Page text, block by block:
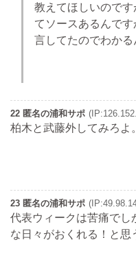
教えてほしいので
てソースあるんで
言してたのでわか
22 匿名の浦和サポ
柏木と武藤外してみろよ
23 匿名の浦和サポ
代表ウィークは苦痛でし
な日々がおくれる！と思